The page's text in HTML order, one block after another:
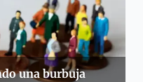
una burbuja